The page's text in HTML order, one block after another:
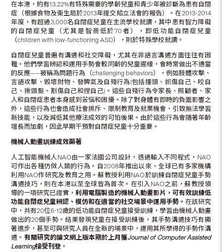
在本港，約有13.22%有特殊需要的學齡兒童和青少年被診斷為患有自閉
症（根據食物及衞生局於2013年提交給立法會的報告）。在2013-2014
年度，有超過3,000名自閉症兒童在主流學校就讀，其中患有智力障礙
的自閉症兒童（尤其是智商低於70者），即低功能自閉症兒童
（children with low-functioning ASD），則於特殊學校就讀。
自閉症兒童普遍有溝通和社交障礙，尤其在非語言溝通方面往往有困
難。他們學習辨認和運用手勢會較同齡的兒童遲緩，會時常做出不適當
的反應——被稱為問題行為（challenging behaviors），例如肢體攻擊、
言語攻擊、毀壞財物、發脾氣及自殘行為(包括撞頭、抓傷自己、咬自
己、揪頭髮、割傷自己和捏自己)。這些自殘行為令家長、照顧者、家
人和自閉症患者本身感到苦惱和困擾。除了對身體有即時的負面影響之
外，這些行為也會造成社會排斥、限制教育及就業機會、引致無法學習
新技能，以及減低其他療法成效的可怕後果。由於這些行為會隨著年齡
增長而加劇，因此早期干預對自閉症兒童十分重要。
機械人動畫訓練成效顯著
人工智能機械人NAO由一家法國公司設計，透過輸入不同程式，NAO
可作出各種仿傚人類的行為。自2008年推出以來，全球已有多家機構
利用NAO作研究及教育之用。蘇教授利用NAO於訓練自閉症兒童手勢
溝通技巧，則在本港以至全球皆為首次。在引入NAO之前，蘇教授領
導的一項研究已證實，利用電腦製造的機械人動畫影片，可有效訓練低
功能自閉症兒童辨認、模仿和在適當的社交場景中運用手勢。 在該研究
中，共有20位6-12歲的低功能自閉症兒童接受訓練，學習由機械人動畫
做出的20個手勢。結果發現兒童在接受訓練後，其手勢溝通技巧有顯
著進步，甚至可與研究人員在全新的場景中，運用其所學得的手勢作溝
通。 有關研究的論文網上版本剛於上月獲Journal of Computer Assisted
Learning接受刊登 。